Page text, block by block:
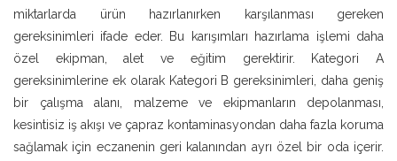
miktarlarda ürün hazırlanırken karşılanması gereken
gereksinimleri ifade eder. Bu karışımları hazırlama işlemi daha
özel ekipman, alet ve eğitim gerektirir. Kategori A
gereksinimlerine ek olarak Kategori B gereksinimleri, daha geniş
bir çalışma alanı, malzeme ve ekipmanların depolanması,
kesintisiz iş akışı ve çapraz kontaminasyondan daha fazla koruma
sağlamak için eczanenin geri kalanından ayrı özel bir oda içerir.